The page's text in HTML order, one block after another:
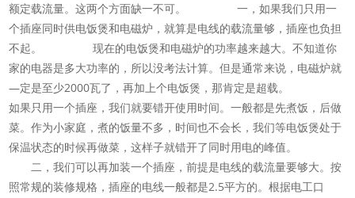
额定载流量。这两个方面缺一不可。 一，如果我们只用一
个插座同时供电饭煲和电磁炉，就算是电线的载流量够，插座也负担
不起。 现在的电饭煲和电磁炉的功率越来越大。不知道你
家的电器是多大功率的，所以没考法计算。但是通常来说，电磁炉就
—定是至少2000瓦了，再加上个电饭煲，那肯定是超载。
如果只用一个插座，我们就要错开使用时间。一般都是先煮饭，后做
菜。作为小家庭，煮的饭量不多，时间也不会长，我们等电饭煲处于
保温状态的时候再做菜，这样子就错开了同时用电的峰值。
二，我们可以再加装一个插座，前提是电线的载流量要够大。按
照常规的装修规格，插座的电线一般都是2.5平方的。根据电工口